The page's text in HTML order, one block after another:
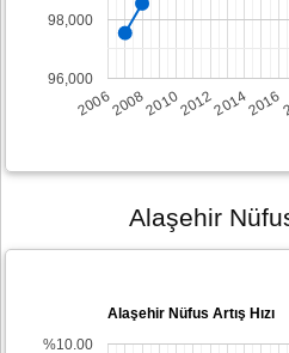
200620082010201220142016
96,000
98,000
Alaşehir
Alaşehir Nüfus Artış Hızı
%10.00